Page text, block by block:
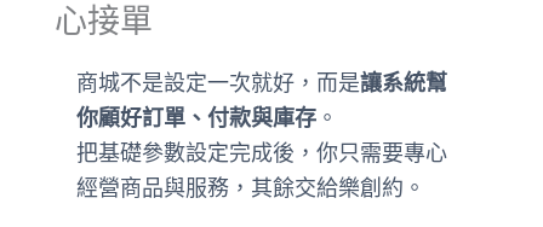
心接單
商城不是設定一次就好，而是讓系統幫
你顧好訂單、付款與庫存 。
把基礎參數設定完成後，你只需要專心
經營商品與服務，其餘交給樂創約。